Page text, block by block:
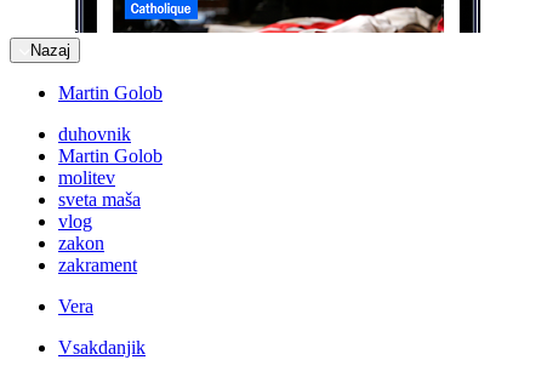
Nazaj
Martin Golob
duhovnik
Martin Golob
molitev
sveta maša
vlog
zakon
zakrament
Vera
Vsakdanjik